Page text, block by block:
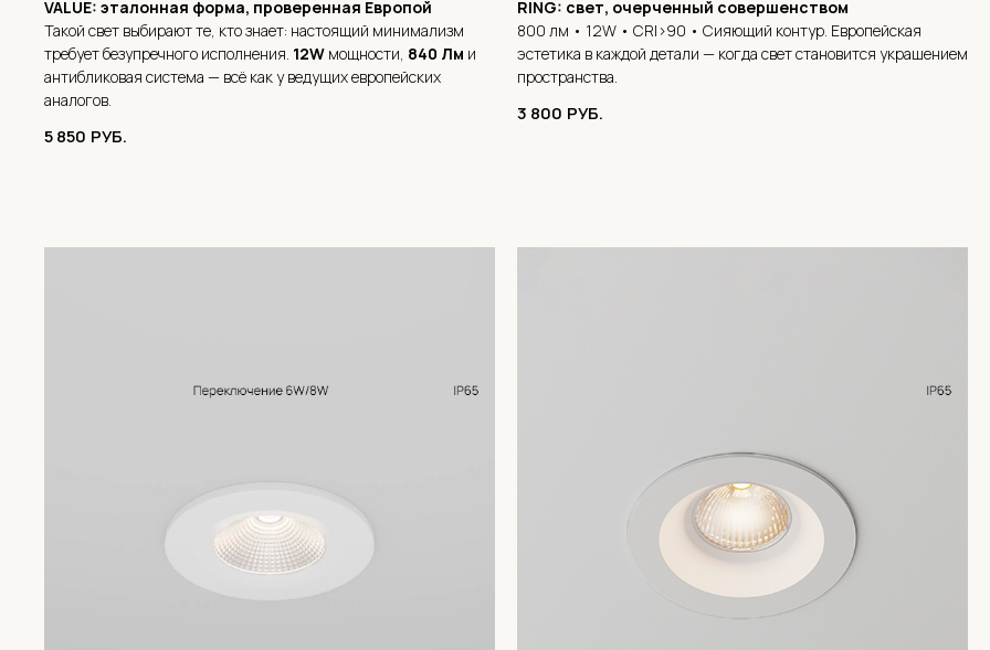
VALUE: эталонная форма, проверенная Европой
Такой свет выбирают те, кто знает: настоящий минимализм
требует безупречного исполнения. 12W мощности, 840 Лм и
антибликовая система — всё как у ведущих европейских
аналогов.
5 850 РУБ.
RING: свет, очерченный совершенством
800 лм • 12W • CRI>90 • Сияющий контур. Европейская
эстетика в каждой детали — когда свет становится украшением
пространства.
3 800 РУБ.